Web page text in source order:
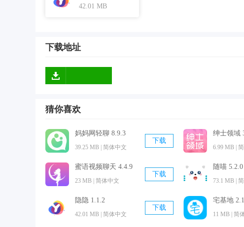
软件亮点
2、支持私密聊天功能，你可以跟线上好友来一场比较私
软件点评
喜爱标签来进行推送，点击即可发起私聊，现在开启vip
42.01 MB
下载地址
猜你喜欢
妈妈网轻聊 8.9.3
39.25 MB | 简体中文
下载
绅士领域
6.99 MB |
蜜语视频聊天 4.4.9
23 MB | 简体中文
下载
随喵 5.2.0
73.1 MB |
隐隐 1.1.2
42.01 MB | 简体中文
下载
宅基地
11 MB | 简